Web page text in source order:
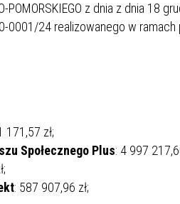
z dnia z dnia 18
0001/24 realizowanego w ramach
171,57 zł;
Społecznego Plus: 4 997
: 587 907,96 zł;